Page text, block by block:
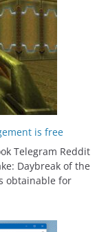
is free
Telegram Reddit
Daybreak of the
obtainable for